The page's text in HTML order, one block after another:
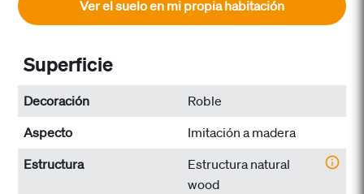
Ver el suelo en mi propia habitación
Superficie
Decoración
Roble
Aspecto
Imitación a madera
Estructura
Estructura natural
wood